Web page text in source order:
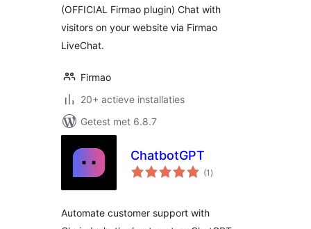
(OFFICIAL Firmao plugin) Chat with
visitors on your website via Firmao
LiveChat.
Firmao
20+ actieve installaties
Getest met 6.8.7
ChatbotGPT
(1 totaal
waarderingen
)
Automate customer support with